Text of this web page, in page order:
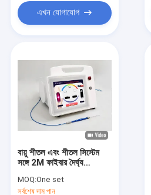
এখন যোগাযোগ
বায়ু শীতল এবং শীতল সিস্টেম
সঙ্গে 2M ফাইবার দৈর্ঘ্য
MOQ:One set
সর্বশেষ দাম পান